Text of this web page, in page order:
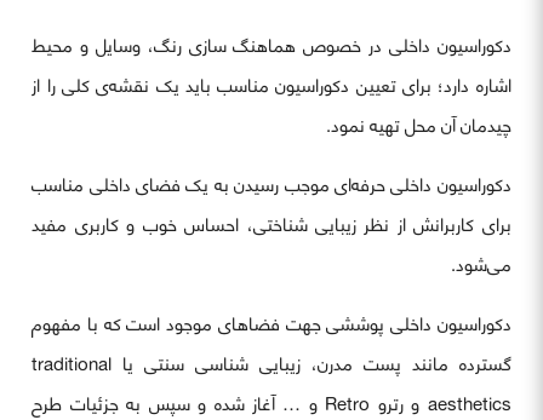
دکوراسیون داخلی در خصوص هماهنگ سازی رنگ، وسایل و محیط
اشاره دارد؛ برای تعیین دکوراسیون مناسب باید یک نقشه‌ی کلی را از
چیدمان آن محل تهیه نمود.
دکوراسیون داخلی حرفه‌ای موجب رسیدن به یک فضای داخلی مناسب
برای کاربرانش از نظر زیبایی شناختی، احساس خوب و کاربری مفید
می‌شود.
دکوراسیون داخلی پوششی جهت فضاهای موجود است که با مفهوم
گسترده مانند پست مدرن، زیبایی شناسی سنتی یا traditional
aesthetics و رترو Retro و … آغاز شده و سپس به جزئیات طرح